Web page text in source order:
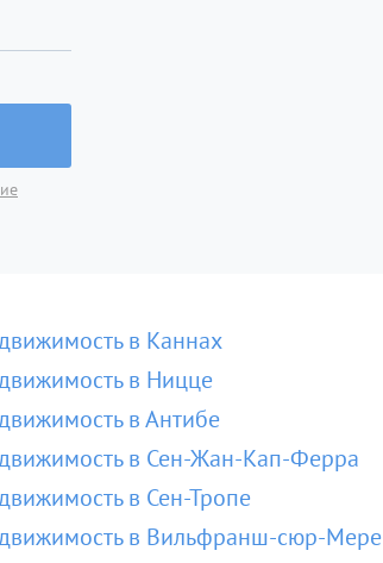
в Каннах
в Ницце
в Антибе
в Сен-Жан-Кап-Ферра
в Сен-Тропе
в Вильфранш-сюр-Мере